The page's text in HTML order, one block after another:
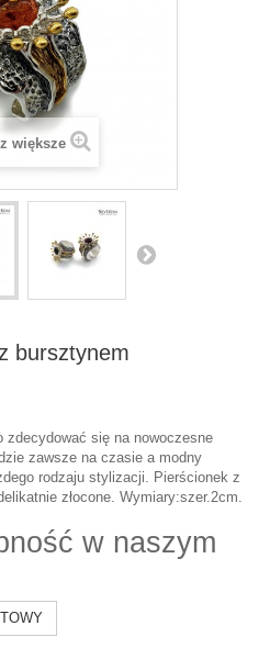
większe
bursztynem
zdecydować się na nowoczesne
zawsze na czasie a modny
rodzaju stylizacji. Pierścionek z
złocone. Wymiary:szer.2cm.
w naszym